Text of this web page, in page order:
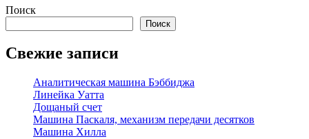
Поиск
Поиск
Свежие записи
Аналитическая машина Бэббиджа
Линейка Уатта
Дощаный счет
Машина Паскаля, механизм передачи десятков
Машина Хилла